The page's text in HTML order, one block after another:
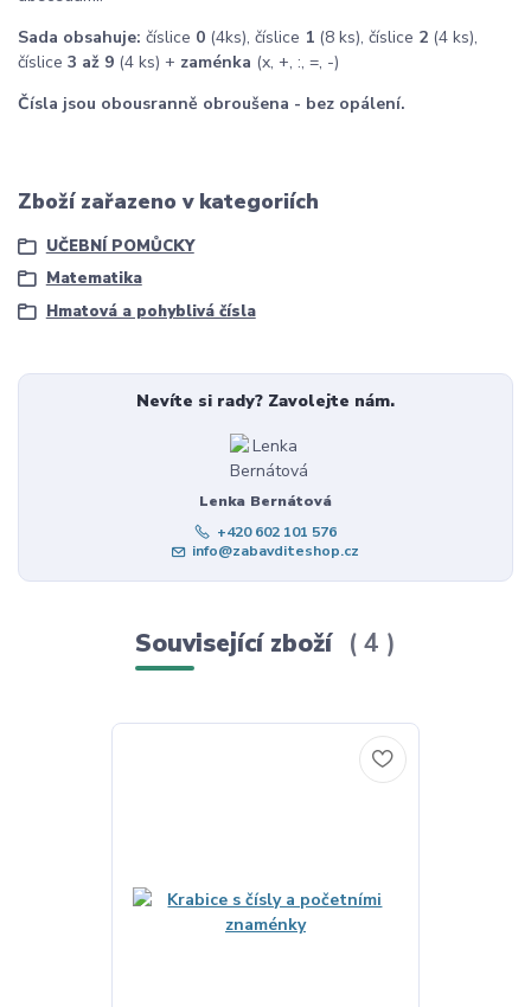
Sada obsahuje: číslice 0 (4ks), číslice 1 (8 ks), číslice 2 (4 ks),
číslice 3 až 9 (4 ks) + zaménka (x, +, :, =, -)
Čísla jsou obousranně obroušena - bez opálení.
Zboží zařazeno v kategoriích
UČEBNÍ POMŮCKY
Matematika
Hmatová a pohyblivá čísla
Nevíte si rady? Zavolejte nám.
Lenka Bernátová
+420 602 101 576
info@zabavditeshop.cz
Související zboží 4